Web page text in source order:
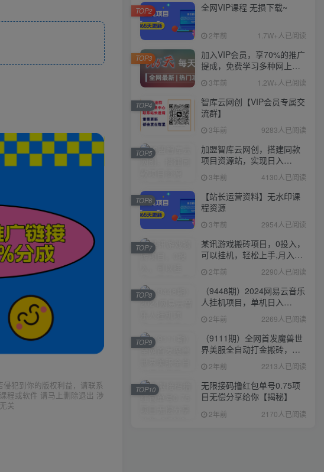
犯到你的版权利益，请联系
程或软件 请马上删除退出 涉
关
全网VIP课程 无损下载~
2年前 1.7W+人已阅读
TOP2
加入VIP会员，享70%的推广
提成，免费学习多种网上创
业课程，菜鸟秒变大神！
3年前 1.2W+人已阅读
TOP3
智库云网创【VIP会员专属交
流群】
3年前 9283人已阅读
TOP4
加盟智库云网创，搭建同款
项目资源站，实现日入
2000+
3年前 4130人已阅读
TOP5
【站长运营资料】无水印课
程资源
3年前 2954人已阅读
TOP6
某讯游戏搬砖项目，0投入，
可以挂机，轻松上手,月入
3000+上不封顶
2年前 2290人已阅读
TOP7
（9448期）2024网易云音乐
人挂机项目，单机日入
150+，无脑月入5000+
2年前 2269人已阅读
TOP8
（9111期）全网首发魔兽世
界美服全自动打金搬砖，日
入1000+，简单好操作，保
姆级教学
2年前 2213人已阅读
TOP9
无限接码撸红包单号0.75项
目无偿分享给你【揭秘】
2年前 2170人已阅读
TOP10